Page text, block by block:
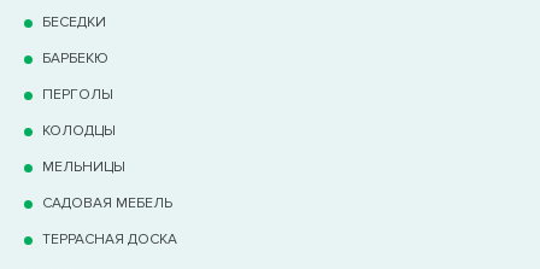
БЕСЕДКИ
БАРБЕКЮ
ПЕРГОЛЫ
КОЛОДЦЫ
МЕЛЬНИЦЫ
САДОВАЯ МЕБЕЛЬ
ТЕРРАCНАЯ ДОСКА